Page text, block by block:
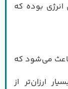
انرژی بوده که
باعث می‌شود که
ارزان‌تر از